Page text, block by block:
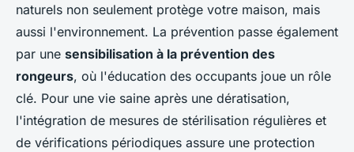
naturels non seulement protège votre maison, mais
aussi l'environnement. La prévention passe également
par une sensibilisation à la prévention des
rongeurs, où l'éducation des occupants joue un rôle
clé. Pour une vie saine après une dératisation,
l'intégration de mesures de stérilisation régulières et
de vérifications périodiques assure une protection